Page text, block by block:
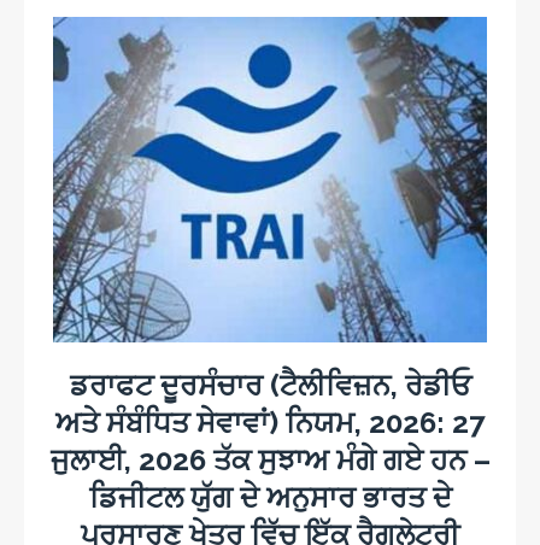
ਡਰਾਫਟ ਦੂਰਸੰਚਾਰ (ਟੈਲੀਵਿਜ਼ਨ, ਰੇਡੀਓ
ਅਤੇ ਸੰਬੰਧਿਤ ਸੇਵਾਵਾਂ) ਨਿਯਮ, 2026: 27
ਜੁਲਾਈ, 2026 ਤੱਕ ਸੁਝਾਅ ਮੰਗੇ ਗਏ ਹਨ –
ਡਿਜੀਟਲ ਯੁੱਗ ਦੇ ਅਨੁਸਾਰ ਭਾਰਤ ਦੇ
ਪ੍ਰਸਾਰਣ ਖੇਤਰ ਵਿੱਚ ਇੱਕ ਰੈਗੂਲੇਟਰੀ